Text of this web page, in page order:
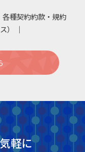
各種契約約款・規約
）
軽に